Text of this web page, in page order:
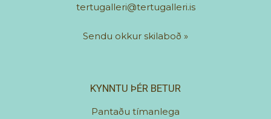
tertugalleri@tertugalleri.is
Sendu okkur skilaboð »
KYNNTU ÞÉR BETUR
Pantaðu tímanlega